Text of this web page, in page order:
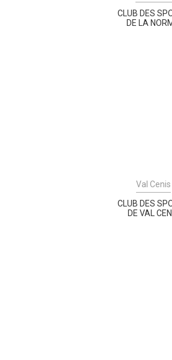
CLUB DES
DE LA
Val Cenis
CLUB DES
DE VAL